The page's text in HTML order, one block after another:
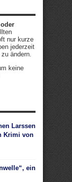
nur kurze
jederzeit
ändern.
keine
Larssen
Krimi von
ein